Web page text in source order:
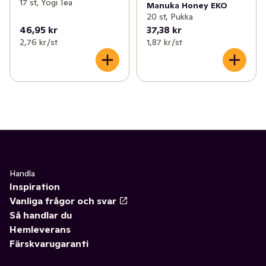
17 st, Yogi Tea
46,95 kr
2,76 kr /st
Manuka Honey EKO
20 st, Pukka
37,38 kr
1,87 kr /st
Handla
Inspiration
Vanliga frågor och svar
Så handlar du
Hemleverans
Färskvarugaranti